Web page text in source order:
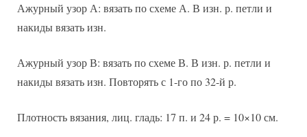
Ажурный узор А: вязать по схеме А. В изн. р. петли и
накиды вязать изн.
Ажурный узор В: вязать по схеме В. В изн. р. петли и
накиды вязать изн. Повторять с 1-го по 32-й р.
Плотность вязания, лиц. гладь: 17 п. и 24 р. = 10×10 см.